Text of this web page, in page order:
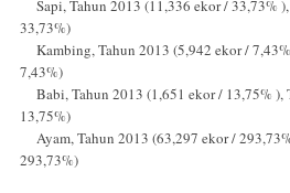
Sapi, Tahun 2013 (11,336 ekor / 33,73%
33,73%)
Kambing, Tahun 2013 (5,942 ekor /
7,43%)
Babi, Tahun 2013 (1,651 ekor / 13,75% ),
13,75%)
Ayam, Tahun 2013 (63,297 ekor /
293,73%)